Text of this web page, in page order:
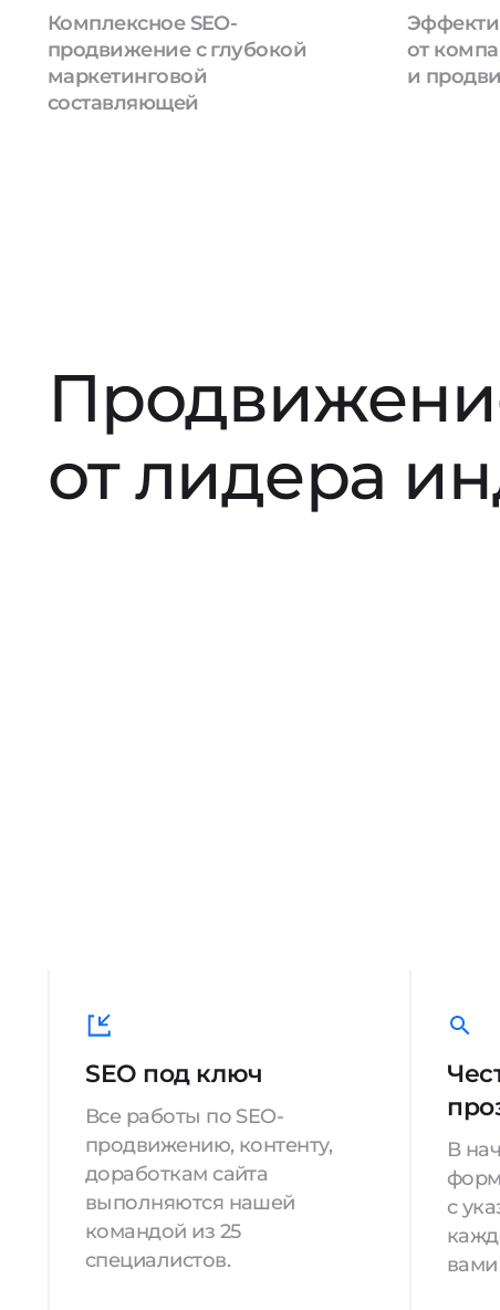
Комплексное SEO-
продвижение с глубокой
маркетинговой
составляющей
от
и
от лидера
SEO под ключ
Все работы по SEO-
продвижению, контенту,
доработкам сайта
выполняются нашей
командой из 25
специалистов.
В
с